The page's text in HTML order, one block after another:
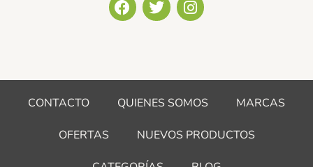
a
o
k
w
e
n
g
a
CONTACTO QUIENES SOMOS MARCAS
OFERTAS NUEVOS PRODUCTOS